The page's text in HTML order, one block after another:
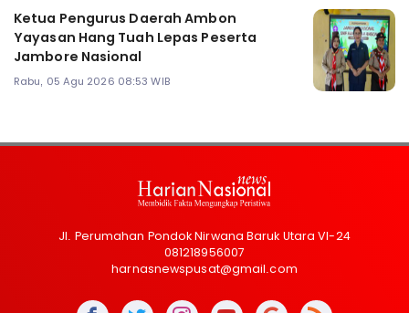
Ketua Pengurus Daerah Ambon
Yayasan Hang Tuah Lepas Peserta
Jambore Nasional
Rabu, 05 Agu 2026 08:53 WIB
Jl. Perumahan Pondok Nirwana Baruk Utara VI-24
081218956007
harnasnewspusat@gmail.com